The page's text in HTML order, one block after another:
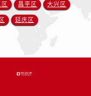
区 昌平区 大兴区
延庆区